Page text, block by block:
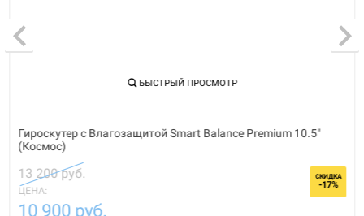
БЫСТРЫЙ ПРОСМОТР
Гироскутер с Влагозащитой Smart Balance Premium 10.5"
(Космос)
13 200 руб.
ЦЕНА:
10 900 руб.
СКИДКА
-17%